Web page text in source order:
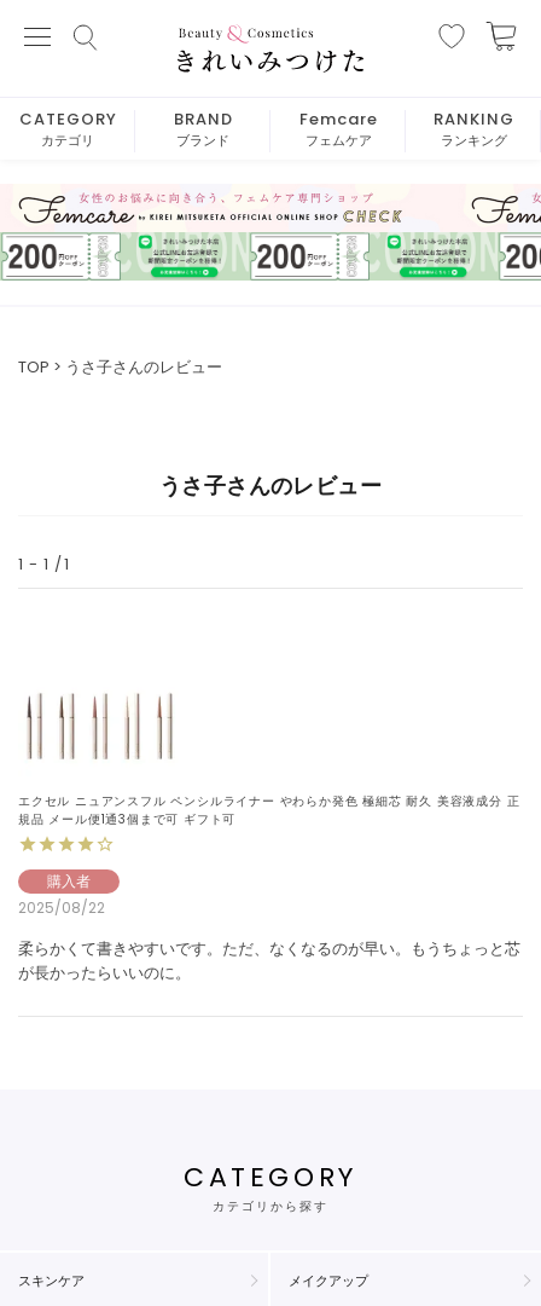
CATEGORY
カテゴリ
BRAND
ブランド
Femcare
フェムケア
RANKING
ランキング
TOP うさ子さんのレビュー
うさ子さんのレビュー
1 - 1 1
エクセル ニュアンスフル ペンシルライナー やわらか発色 極細芯 耐久 美容液成分 正
規品 メール便1通3個まで可 ギフト可
購入者
2025/08/22
柔らかくて書きやすいです。ただ、なくなるのが早い。もうちょっと芯
が長かったらいいのに。
CATEGORY
カテゴリから探す
スキンケア メイクアップ